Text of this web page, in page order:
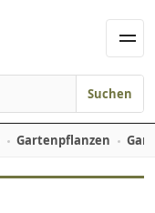
Suchen
Gartenpflanzen